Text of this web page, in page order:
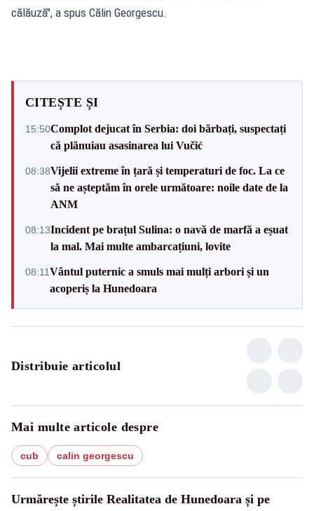
călăuză", a spus Călin Georgescu.
CITEȘTE ȘI
15:50Complot dejucat în Serbia: doi bărbați, suspectați
că plănuiau asasinarea lui Vučić
08:38Vijelii extreme în țară și temperaturi de foc. La ce
să ne așteptăm în orele următoare: noile date de la
ANM
08:13Incident pe brațul Sulina: o navă de marfă a eșuat
la mal. Mai multe ambarcațiuni, lovite
08:11Vântul puternic a smuls mai mulți arbori și un
acoperiș la Hunedoara
Distribuie articolul
Mai multe articole despre
cub calin georgescu
Urmărește știrile Realitatea de Hunedoara și pe